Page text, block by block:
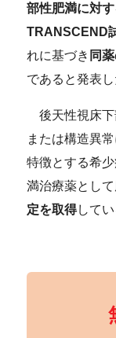
部性肥満に対
TRANSCEND
れに基づき 同
であると発表し
後天性視床下
または構造異
特徴とする希
満治療薬とし
定を取得してい